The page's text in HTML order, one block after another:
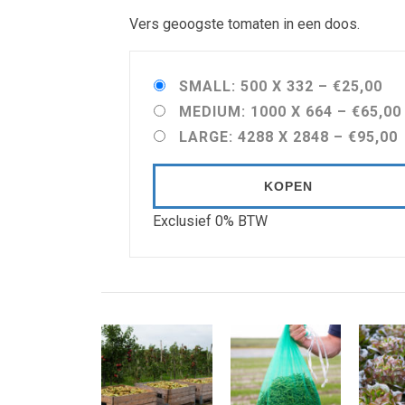
Vers geoogste tomaten in een doos.
SMALL: 500 X 332 – €25,00
MEDIUM: 1000 X 664 – €65,00
LARGE: 4288 X 2848 – €95,00
KOPEN
Exclusief 0% BTW